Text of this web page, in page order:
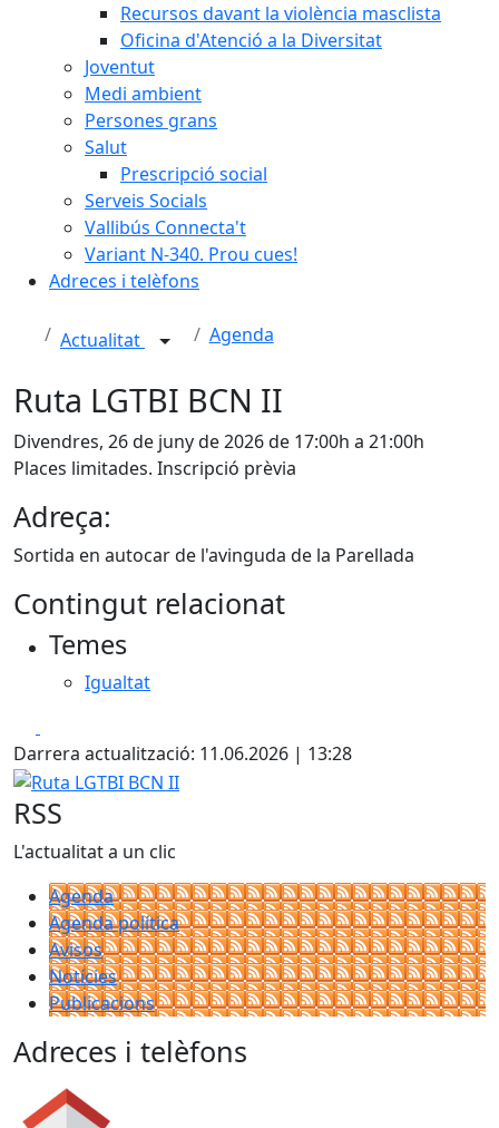
Recursos davant la violència masclista
Oficina d'Atenció a la Diversitat
Joventut
Medi ambient
Persones grans
Salut
Prescripció social
Serveis Socials
Vallibús Connecta't
Variant N-340. Prou cues!
Adreces i telèfons
Actualitat Agenda
Ruta LGTBI BCN II
Divendres, 26 de juny de 2026 de 17:00h a 21:00h
Places limitades. Inscripció prèvia
Adreça:
Sortida en autocar de l'avinguda de la Parellada
Contingut relacionat
Temes
Igualtat
Darrera actualització: 11.06.2026 | 13:28
Ruta LGTBI BCN II
RSS
L'actualitat a un clic
Agenda
Agenda política
Avisos
Notícies
Publicacions
Adreces i telèfons